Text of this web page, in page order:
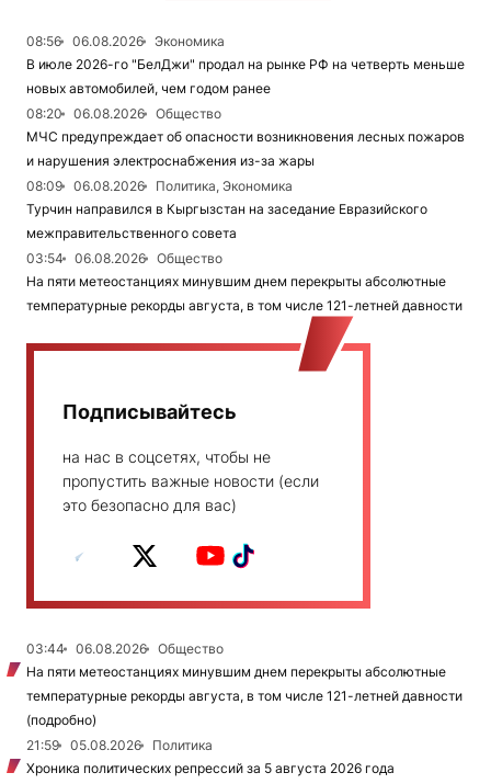
08:56 06.08.2026
Экономика
В июле 2026-го "БелДжи" продал на рынке РФ на четверть меньше
новых автомобилей, чем годом ранее
08:20
06.08.2026
Общество
МЧС предупреждает об опасности возникновения лесных пожаров
и нарушения электроснабжения из-за жары
08:09
06.08.2026
Политика, Экономика
Турчин направился в Кыргызстан на заседание Евразийского
межправительственного совета
03:54
06.08.2026
Общество
На пяти метеостанциях минувшим днем перекрыты абсолютные
температурные рекорды августа, в том числе 121-летней давности
Подписывайтесь
на нас в соцсетях, чтобы не
пропустить важные новости (если
это безопасно для вас)
03:44 06.08.2026
Общество
На пяти метеостанциях минувшим днем перекрыты абсолютные
температурные рекорды августа, в том числе 121-летней давности
(подробно)
21:59
05.08.2026
Политика
Хроника политических репрессий за 5 августа 2026 года